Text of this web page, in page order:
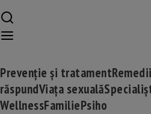
Prevenție și tratament
răspundViața sexuală
WellnessFamiliePsiho